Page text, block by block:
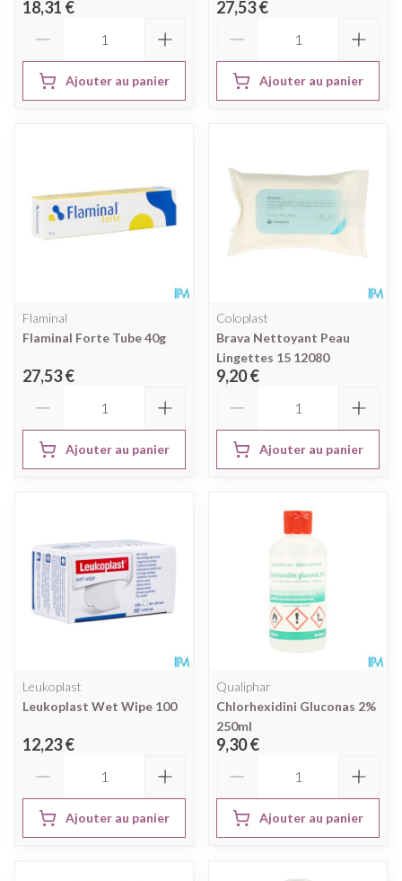
18,31 €
Ajouter au panier
27,53 €
Ajouter au panier
Flaminal
Flaminal Forte Tube 40g
27,53 €
Ajouter au panier
Coloplast
Brava Nettoyant Peau
Lingettes 15 12080
9,20 €
Ajouter au panier
Leukoplast
Leukoplast Wet Wipe 100
12,23 €
Ajouter au panier
Qualiphar
Chlorhexidini Gluconas 2%
250ml
9,30 €
Ajouter au panier